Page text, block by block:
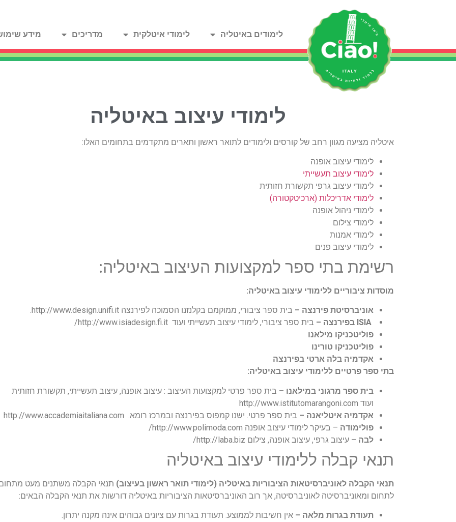
לימודים באיטליה לימודי איטלקית מדריכים מידע
לימודי עיצוב באיטליה
איטליה מציעה מגוון רחב של קורסים ולימודים לתואר ראשון ותארים מתקדמים בתחומים האלו:
לימודי עיצוב אופנה
לימודי עיצוב תעשייתי
לימודי עיצוב גרפי תקשורת חזותית
לימודי אדריכלות (ארכיטקטורה)
לימודי ניהול אופנה
לימודי צילום
לימודי אמנות
לימודי עיצוב פנים
רשימת בתי ספר למקצועות העיצוב באיטליה:
מוסדות ציבוריים ללימודי עיצוב באיטליה:
אוניברסיטת פירנצה – בית ספר ציבורי, ממוקמם בקלנזנו הסמוכה לפירנצה http://www.design.unifi.it.
ISIA בפירנצה –
בית ספר ציבורי, לימודי עיצוב תעשייתי ועוד http://www.isiadesign.fi.it/
פוליטכניקו מילאנו
פוליטכניקו טורינו
אקדמיה בלה ארטי בפירנצה
בתי ספר פרטיים ללימודי עיצוב באיטליה:
בית ספר מרגוני במילאנו – בית ספר פרטי למקצועות העיצוב : עיצוב אופנה, עיצוב תעשייתי, תקשורת חזותית
ועוד http://www.istitutomarangoni.com
אקדמיה איטליאנה – בית ספר פרטי. ישנו קמפוס בפירנצה ובמרכז רומא. http://www.accademiaitaliana.com
פולימודה – בעיקר לימודי עיצוב אופנה http://www.polimoda.com/
לבה – עיצוב גרפי, עיצוב אופנה, צילום http://laba.biz/
תנאי קבלה ללימודי עיצוב באיטליה
תנאי הקבלה לאוניברסיטאות הציבוריות באיטליה (לימודי תואר ראשון בעיצוב) תנאי הקבלה משתנים מעט
לתחום ומאוניברסיטה לאוניברסיטה, אך רוב האוניברסיטאות הציבוריות באיטליה דורשות את תנאי הקבלה הבאים:
תעודת בגרות מלאה – אין חשיבות לממוצע. תעודת בגרות עם ציונים גבוהים אינה מקנה יתרון.